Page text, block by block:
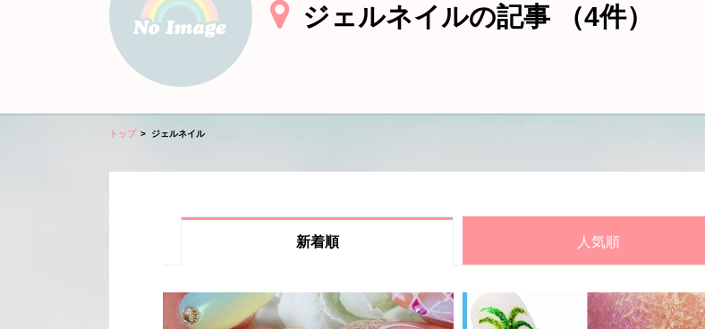
ジェルネイルの記事 （4件）
トップ ジェルネイル
新着順 人気順